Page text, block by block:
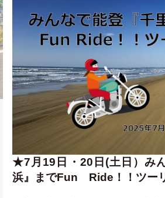
★7月19日・20日(土日）み
浜』までFun　Ride！！ツー